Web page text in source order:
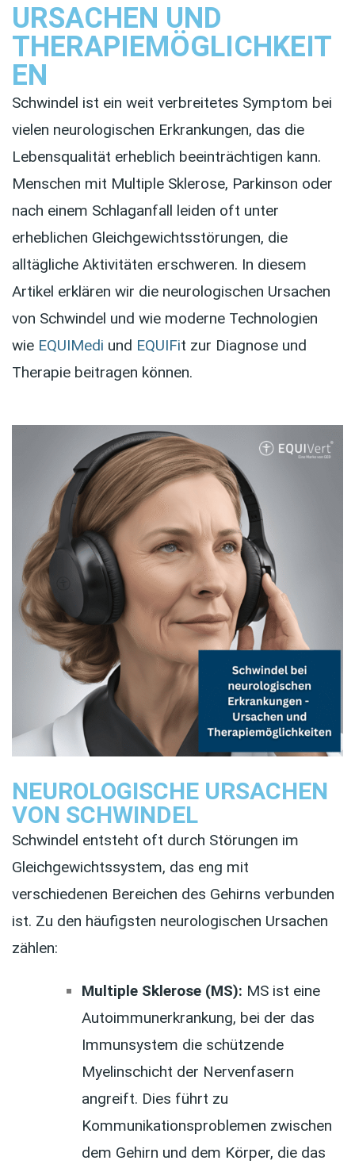
URSACHEN UND
THERAPIEMÖGLICHKEIT
EN
Schwindel ist ein weit verbreitetes Symptom bei
vielen neurologischen Erkrankungen, das die
Lebensqualität erheblich beeinträchtigen kann.
Menschen mit Multiple Sklerose, Parkinson oder
nach einem Schlaganfall leiden oft unter
erheblichen Gleichgewichtsstörungen, die
alltägliche Aktivitäten erschweren. In diesem
Artikel erklären wir die neurologischen Ursachen
von Schwindel und wie moderne Technologien
wie EQUIMedi und EQUIFit zur Diagnose und
Therapie beitragen können.
NEUROLOGISCHE URSACHEN
VON SCHWINDEL
Schwindel entsteht oft durch Störungen im
Gleichgewichtssystem, das eng mit
verschiedenen Bereichen des Gehirns verbunden
ist. Zu den häufigsten neurologischen Ursachen
zählen:
Multiple Sklerose (MS): MS ist eine
Autoimmunerkrankung, bei der das
Immunsystem die schützende
Myelinschicht der Nervenfasern
angreift. Dies führt zu
Kommunikationsproblemen zwischen
dem Gehirn und dem Körper, die das